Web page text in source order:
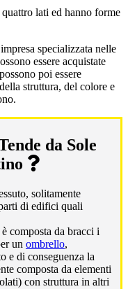
lati ed hanno forme
specializzata nelle
essere acquistate
poi essere
struttura, del colore e
da Sole
solitamente
di edifici quali
composta da bracci i
un ombrello,
e di conseguenza la
composta da elementi
con struttura in altri